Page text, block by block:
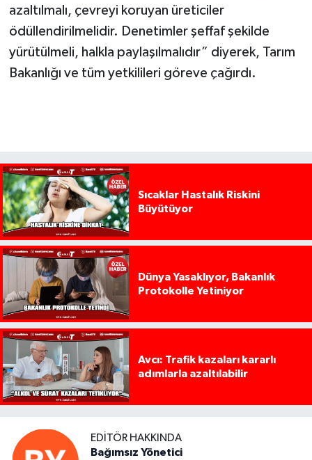
azaltılmalı, çevreyi koruyan üreticiler
ödüllendirilmelidir. Denetimler şeffaf şekilde
yürütülmeli, halkla paylaşılmalıdır” diyerek, Tarım
Bakanlığı ve tüm yetkilileri göreve çağırdı.
Sıcaklar Hastalık Riskini
Büyütüyor
Dünya Yasaklıyor, Bakanlık
Protokolle Yetiniyor
Avcı: Trafik kazaları kararlı
adımlarla azaltılabilir
EDITÖR HAKKINDA
Bağımsız Yönetici